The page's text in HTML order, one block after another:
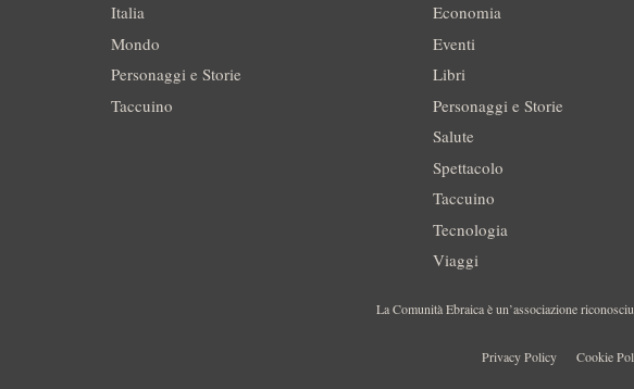
Italia
Mondo
Personaggi e Storie
Taccuino
Economia
Eventi
Libri
Personaggi e Storie
Salute
Spettacolo
Taccuino
Tecnologia
Viaggi
La Comunità Ebraica è un’associazione
Privacy Policy Cookie